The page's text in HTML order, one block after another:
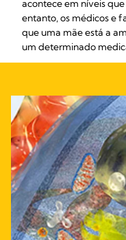
acontece em níveis
entanto, os médicos e
que uma mãe está a
um determinado